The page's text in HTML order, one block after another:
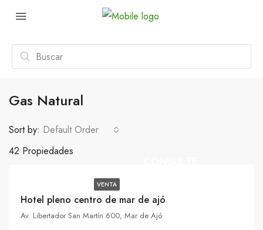
Gas Natural
42 Propiedades
Sort by: Default Order
VENTA
Hotel pleno centro de mar de ajó
Av. Libertador San Martín 600, Mar de Ajó